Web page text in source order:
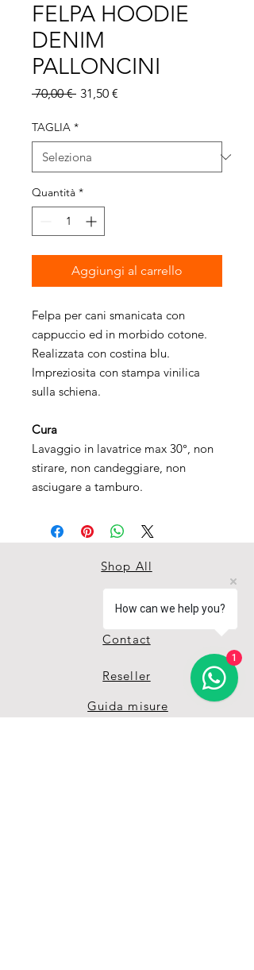
FELPA HOODIE
DENIM
PALLONCINI
70,00 € Prezzo regolare
31,50 €
TAGLIA *
Quantità *
Aggiungi al carrello
Felpa per cani smanicata con
cappuccio ed in morbido cotone.
Realizzata con costina blu.
Impreziosita con stampa vinilica
sulla schiena.
Cura
Lavaggio in lavatrice max 30°, non
stirare, non candeggiare, non
asciugare a tamburo.
Shop All
About
Contact
Reseller
Guida misure
How can we help you?
1